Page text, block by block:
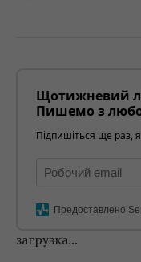
Щотижневий
Пишемо з
Підпишіться ще раз,
Предоставлено
загрузка...